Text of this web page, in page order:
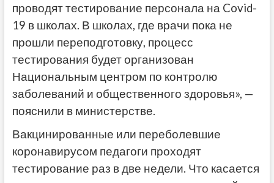
проводят тестирование персонала на Covid-
19 в школах. В школах, где врачи пока не
прошли переподготовку, процесс
тестирования будет организован
Национальным центром по контролю
заболеваний и общественного здоровья», —
пояснили в министерстве.
Вакцинированные или переболевшие
коронавирусом педагоги проходят
тестирование раз в две недели. Что касается